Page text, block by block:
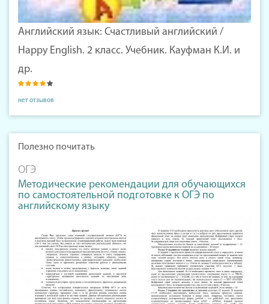
Английский язык: Счастливый английский /
Happy English. 2 класс. Учебник. Кауфман К.И. и
др.
нет отзывов
Полезно почитать
ОГЭ
Методические рекомендации для обучающихся
по самостоятельной подготовке к ОГЭ по
английскому языку